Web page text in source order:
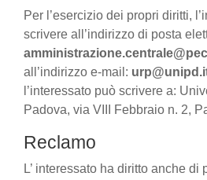
Per l’esercizio dei propri diritti,
scrivere all’indirizzo di posta
all’indirizzo e-mail:
l’interessato può scrivere a:
Padova, via VIII Febbraio n. 2,
Reclamo
L’ interessato ha diritto anche di